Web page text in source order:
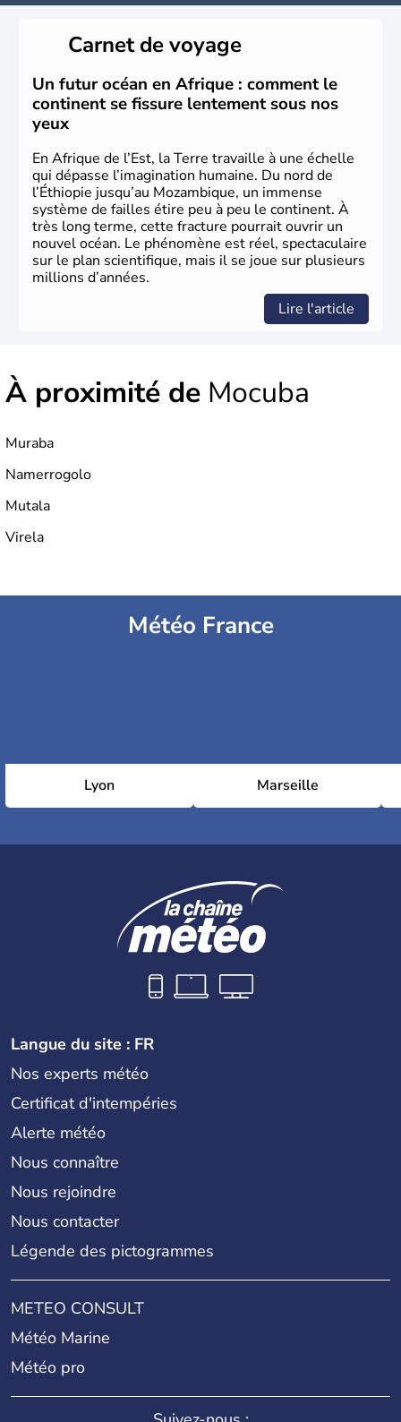
Carnet de voyage
Un futur océan en Afrique : comment le
continent se fissure lentement sous nos
yeux
En Afrique de l’Est, la Terre travaille à une échelle
qui dépasse l’imagination humaine. Du nord de
l’Éthiopie jusqu’au Mozambique, un immense
système de failles étire peu à peu le continent. À
très long terme, cette fracture pourrait ouvrir un
nouvel océan. Le phénomène est réel, spectaculaire
sur le plan scientifique, mais il se joue sur plusieurs
millions d’années.
Lire l'article
À proximité de Mocuba
Muraba
Namerrogolo
Mutala
Virela
Météo France
Lyon Marseille
Langue du site : FR
Nos experts météo
Certificat d'intempéries
Alerte météo
Nous connaître
Nous rejoindre
Nous contacter
Légende des pictogrammes
METEO CONSULT
Météo Marine
Météo pro